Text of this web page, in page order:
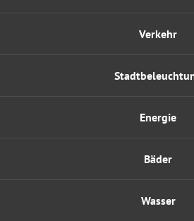
Energie
Wasser
Verkehr
Bäder